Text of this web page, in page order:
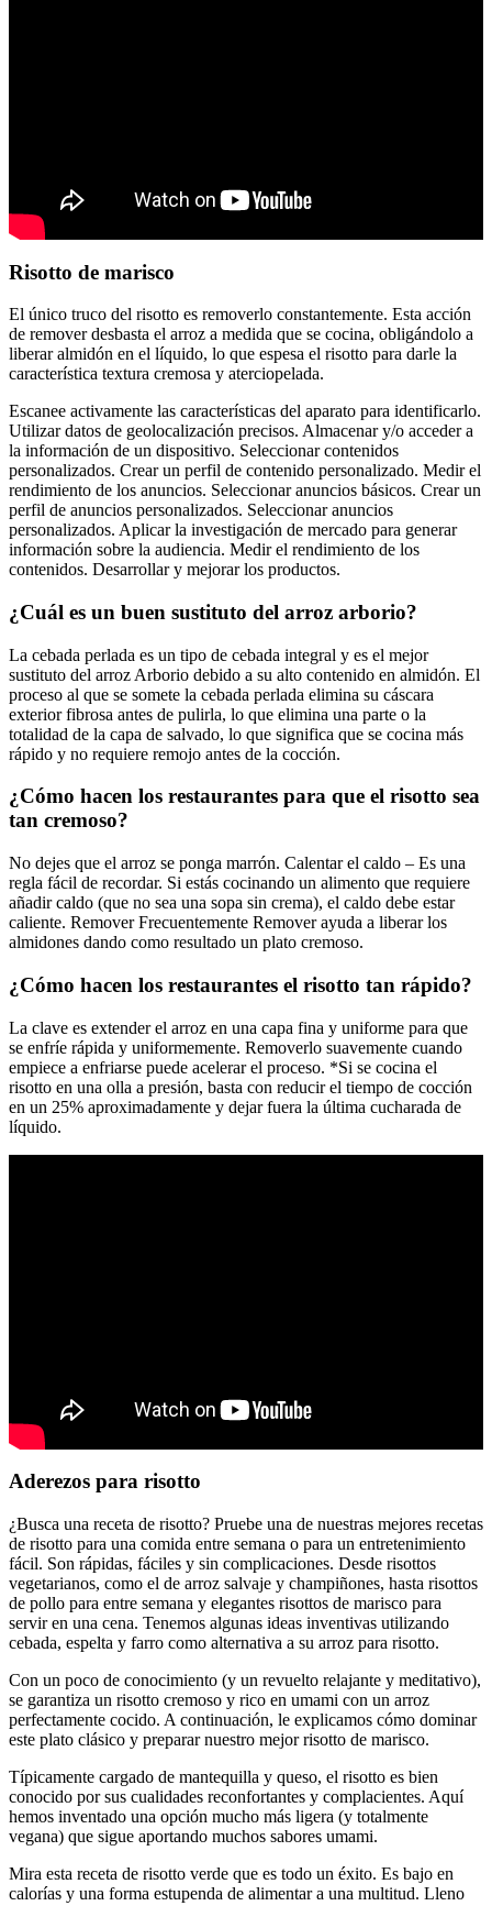
Risotto de marisco
El único truco del risotto es removerlo constantemente. Esta acción
de remover desbasta el arroz a medida que se cocina, obligándolo a
liberar almidón en el líquido, lo que espesa el risotto para darle la
característica textura cremosa y aterciopelada.
Escanee activamente las características del aparato para identificarlo.
Utilizar datos de geolocalización precisos. Almacenar y/o acceder a
la información de un dispositivo. Seleccionar contenidos
personalizados. Crear un perfil de contenido personalizado. Medir el
rendimiento de los anuncios. Seleccionar anuncios básicos. Crear un
perfil de anuncios personalizados. Seleccionar anuncios
personalizados. Aplicar la investigación de mercado para generar
información sobre la audiencia. Medir el rendimiento de los
contenidos. Desarrollar y mejorar los productos.
¿Cuál es un buen sustituto del arroz arborio?
La cebada perlada es un tipo de cebada integral y es el mejor
sustituto del arroz Arborio debido a su alto contenido en almidón. El
proceso al que se somete la cebada perlada elimina su cáscara
exterior fibrosa antes de pulirla, lo que elimina una parte o la
totalidad de la capa de salvado, lo que significa que se cocina más
rápido y no requiere remojo antes de la cocción.
¿Cómo hacen los restaurantes para que el risotto sea
tan cremoso?
No dejes que el arroz se ponga marrón. Calentar el caldo – Es una
regla fácil de recordar. Si estás cocinando un alimento que requiere
añadir caldo (que no sea una sopa sin crema), el caldo debe estar
caliente. Remover Frecuentemente Remover ayuda a liberar los
almidones dando como resultado un plato cremoso.
¿Cómo hacen los restaurantes el risotto tan rápido?
La clave es extender el arroz en una capa fina y uniforme para que
se enfríe rápida y uniformemente. Removerlo suavemente cuando
empiece a enfriarse puede acelerar el proceso. *Si se cocina el
risotto en una olla a presión, basta con reducir el tiempo de cocción
en un 25% aproximadamente y dejar fuera la última cucharada de
líquido.
Aderezos para risotto
¿Busca una receta de risotto? Pruebe una de nuestras mejores recetas
de risotto para una comida entre semana o para un entretenimiento
fácil. Son rápidas, fáciles y sin complicaciones. Desde risottos
vegetarianos, como el de arroz salvaje y champiñones, hasta risottos
de pollo para entre semana y elegantes risottos de marisco para
servir en una cena. Tenemos algunas ideas inventivas utilizando
cebada, espelta y farro como alternativa a su arroz para risotto.
Con un poco de conocimiento (y un revuelto relajante y meditativo),
se garantiza un risotto cremoso y rico en umami con un arroz
perfectamente cocido. A continuación, le explicamos cómo dominar
este plato clásico y preparar nuestro mejor risotto de marisco.
Típicamente cargado de mantequilla y queso, el risotto es bien
conocido por sus cualidades reconfortantes y complacientes. Aquí
hemos inventado una opción mucho más ligera (y totalmente
vegana) que sigue aportando muchos sabores umami.
Mira esta receta de risotto verde que es todo un éxito. Es bajo en
calorías y una forma estupenda de alimentar a una multitud. Lleno